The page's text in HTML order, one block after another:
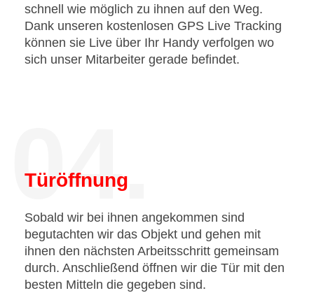
schnell wie möglich zu ihnen auf den Weg.
Dank unseren kostenlosen GPS Live Tracking
können sie Live über Ihr Handy verfolgen wo
sich unser Mitarbeiter gerade befindet.
04.
Türöffnung
Sobald wir bei ihnen angekommen sind
begutachten wir das Objekt und gehen mit
ihnen den nächsten Arbeitsschritt gemeinsam
durch. Anschließend öffnen wir die Tür mit den
besten Mitteln die gegeben sind.